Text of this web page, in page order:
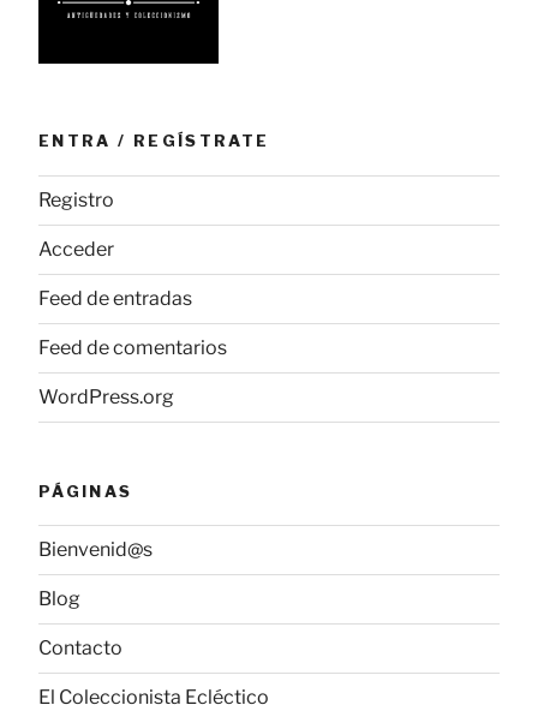
ENTRA / REGÍSTRATE
Registro
Acceder
Feed de entradas
Feed de comentarios
WordPress.org
PÁGINAS
Bienvenid@s
Blog
Contacto
El Coleccionista Ecléctico